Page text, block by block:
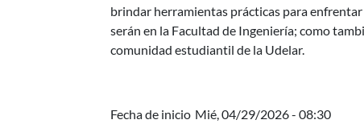
brindar herramientas prácticas para
serán en la Facultad de Ingeniería; como
comunidad estudiantil de la Udelar.
Fecha de inicio Mié, 04/29/2026 - 08:30